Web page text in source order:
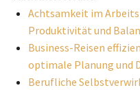
Achtsamkeit im
Produktivität und
Business-Reisen
optimale Planung und
Berufliche